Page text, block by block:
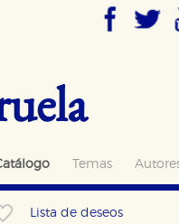
Temas
Lista de deseos